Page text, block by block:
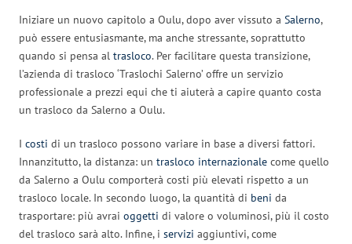
Iniziare un nuovo capitolo a Oulu, dopo aver vissuto a Salerno,
può essere entusiasmante, ma anche stressante, soprattutto
quando si pensa al trasloco. Per facilitare questa transizione,
l’azienda di trasloco ‘Traslochi Salerno’ offre un servizio
professionale a prezzi equi che ti aiuterà a capire quanto costa
un trasloco da Salerno a Oulu.
I costi di un trasloco possono variare in base a diversi fattori.
Innanzitutto, la distanza: un trasloco internazionale come quello
da Salerno a Oulu comporterà costi più elevati rispetto a un
trasloco locale. In secondo luogo, la quantità di beni da
trasportare: più avrai oggetti di valore o voluminosi, più il costo
del trasloco sarà alto. Infine, i servizi aggiuntivi, come